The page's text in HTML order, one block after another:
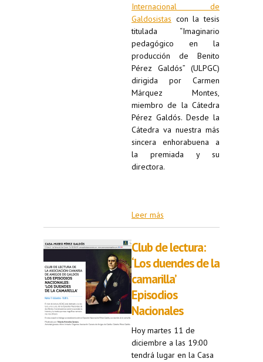
Internacional de
Galdosistas con la tesis
titulada “Imaginario
pedagógico en la
producción de Benito
Pérez Galdós” (ULPGC)
dirigida por Carmen
Márquez Montes,
miembro de la Cátedra
Pérez Galdós. Desde la
Cátedra va nuestra más
sincera enhorabuena a
la premiada y su
directora.
Leer más
Club de lectura:
‘Los duendes de la
camarilla’
Episodios
Nacionales
Hoy martes 11 de
diciembre a las 19:00
tendrá lugar en la Casa